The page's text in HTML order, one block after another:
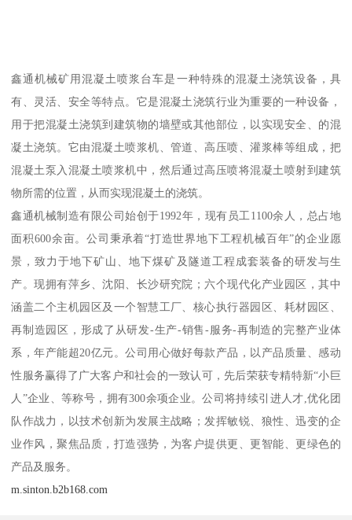
鑫通机械矿用混凝土喷浆台车是一种特殊的混凝土浇筑设备，具
有、灵活、安全等特点。它是混凝土浇筑行业为重要的一种设备，
用于把混凝土浇筑到建筑物的墙壁或其他部位，以实现安全、的混
凝土浇筑。它由混凝土喷浆机、管道、高压喷、灌浆棒等组成，把
混凝土泵入混凝土喷浆机中，然后通过高压喷将混凝土喷射到建筑
物所需的位置，从而实现混凝土的浇筑。
鑫通机械制造有限公司始创于1992年，现有员工1100余人，总占地
面积600余亩。公司秉承着“打造世界地下工程机械百年”的企业愿
景，致力于地下矿山、地下煤矿及隧道工程成套装备的研发与生
产。现拥有萍乡、沈阳、长沙研究院；六个现代化产业园区，其中
涵盖二个主机园区及一个智慧工厂、核心执行器园区、耗材园区、
再制造园区，形成了从研发-生产-销售-服务-再制造的完整产业体
系，年产能超20亿元。公司用心做好每款产品，以产品质量、感动
性服务赢得了广大客户和社会的一致认可，先后荣获专精特新“小巨
人”企业、等称号，拥有300余项企业。公司将持续引进人才,优化团
队作战力，以技术创新为发展主战略；发挥敏锐、狼性、迅变的企
业作风，聚焦品质，打造强势，为客户提供更、更智能、更绿色的
产品及服务。
m.sinton.b2b168.com